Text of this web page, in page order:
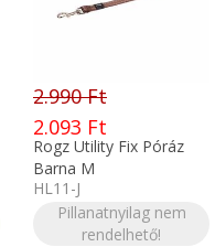
2.990 Ft
2.093 Ft
Rogz Utility Fix Póráz
Barna M
HL11-J
Pillanatnyilag nem
rendelhető!